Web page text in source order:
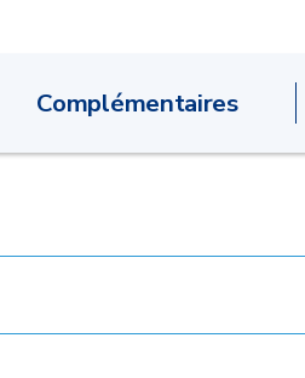
Complémentaires